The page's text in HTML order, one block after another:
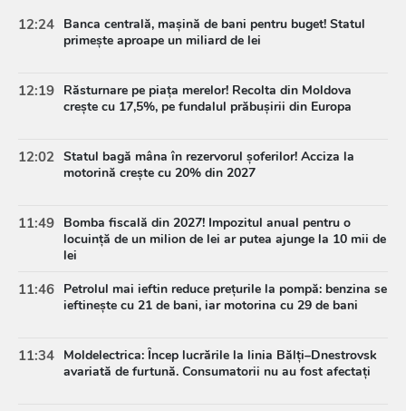
12:24 Banca centrală, mașină de bani pentru buget! Statul
primește aproape un miliard de lei
12:19 Răsturnare pe piața merelor! Recolta din Moldova
crește cu 17,5%, pe fundalul prăbușirii din Europa
12:02 Statul bagă mâna în rezervorul șoferilor! Acciza la
motorină crește cu 20% din 2027
11:49 Bomba fiscală din 2027! Impozitul anual pentru o
locuință de un milion de lei ar putea ajunge la 10 mii de
lei
11:46 Petrolul mai ieftin reduce prețurile la pompă: benzina se
ieftinește cu 21 de bani, iar motorina cu 29 de bani
11:34 Moldelectrica: Încep lucrările la linia Bălți–Dnestrovsk
avariată de furtună. Consumatorii nu au fost afectați